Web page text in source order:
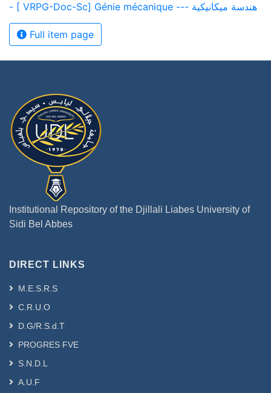
- [ VRPG-Doc-Sc] Génie mécanique --- هندسة ميكانيكية
Full item page
Institutional Repository of the Djillali Liabes University of
Sidi Bel Abbes
DIRECT LINKS
M.E.S.R.S
C.R.U.O
D.G/R.S.d.T
PROGRES FVE
S.N.D.L
A.U.F